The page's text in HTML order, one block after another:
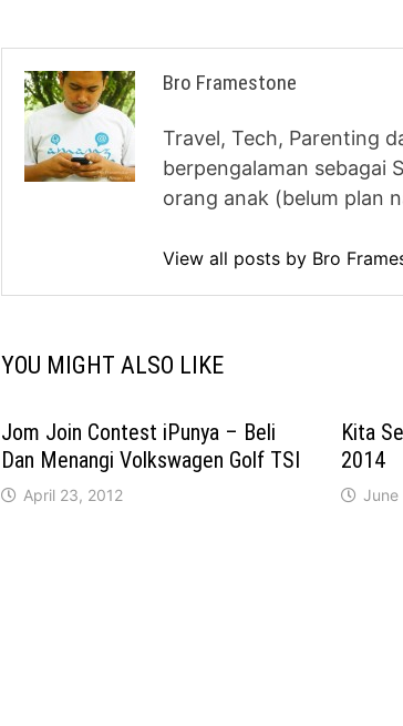
Bro Framestone
Travel, Tech, Parenting
berpengalaman sebagai
orang anak (belum plan
View all posts by Bro
YOU MIGHT ALSO LIKE
Jom Join Contest iPunya – Beli
Dan Menangi Volkswagen Golf TSI
April 23, 2012
Kita
2014
June